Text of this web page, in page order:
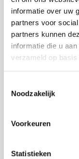
informatie over uw
partners voor
partners kunnen
informatie die u
verzameld op
Noodzakelijk
Voorkeuren
Statistieken
doos)
Op
Q-LIGHTS